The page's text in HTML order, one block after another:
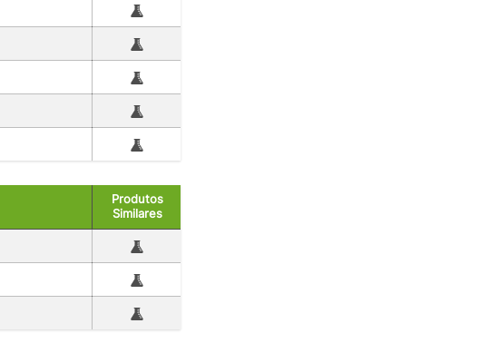
Produtos
Similares